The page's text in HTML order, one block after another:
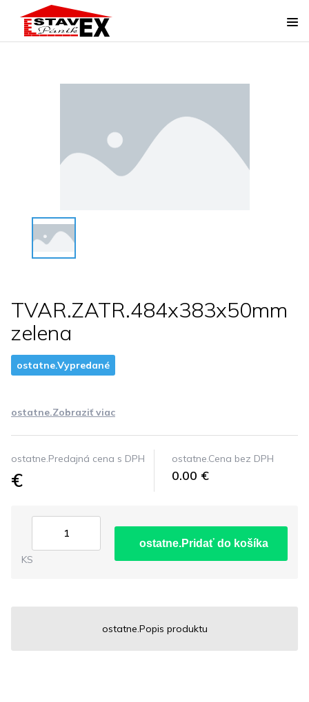
TVAR.ZATR.484x383x50mm
zelena
ostatne.Vypredané
ostatne.Zobraziť viac
ostatne.Predajná cena s DPH
€
ostatne.Cena bez DPH
0.00 €
KS
ostatne.Pridať do košíka
ostatne.Popis produktu